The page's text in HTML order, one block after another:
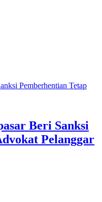
Beri Sanksi
Pelanggar